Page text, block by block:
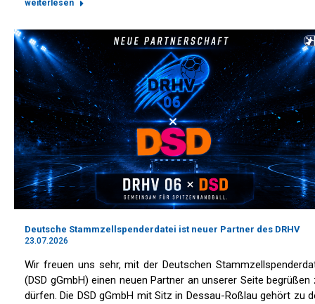
weiterlesen
Deutsche Stammzellspenderdatei ist neuer Partner des DRHV
23.07.2026
Wir freuen uns sehr, mit der Deutschen
(DSD gGmbH) einen neuen Partner an unserer Seite begrüßen
dürfen. Die DSD gGmbH mit Sitz in Dessau-Roßlau gehört zu